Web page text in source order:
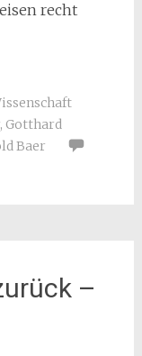
recht
, Gotthard
Baer
–